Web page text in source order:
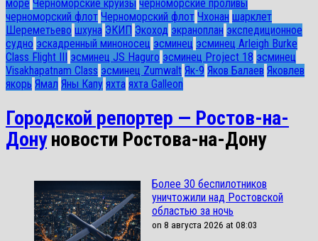
море Черноморские круизы черноморские проливы
черноморский флот Черноморский флот Чхонан шарклет
Шереметьево шхуна ЭКИП Экоход экраноплан экспедиционное
судно эскадренный миноносец эсминец эсминец Arleigh Burke
Class Flight III
эсминец JS Haguro эсминец Project 18 эсминец
Visakhapatnam Class эсминец Zumwalt Як-9 Яков Балаев Яковлев
якорь Ямал Яны Капу яхта яхта Galleon
Городской репортер — Ростов-на-
Дону новости Ростова-на-Дону
Более 30 беспилотников
уничтожили над Ростовской
областью за ночь
on 8 августа 2026 at 08:03